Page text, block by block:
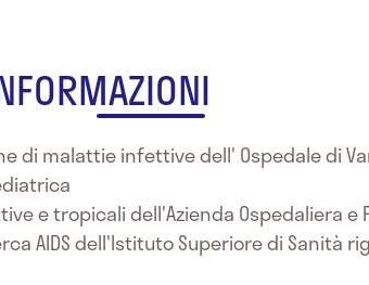
di malattie infettive dell' Ospedale di
e tropicali dell'Azienda Ospedaliera e
AIDS dell'Istituto Superiore di Sanità